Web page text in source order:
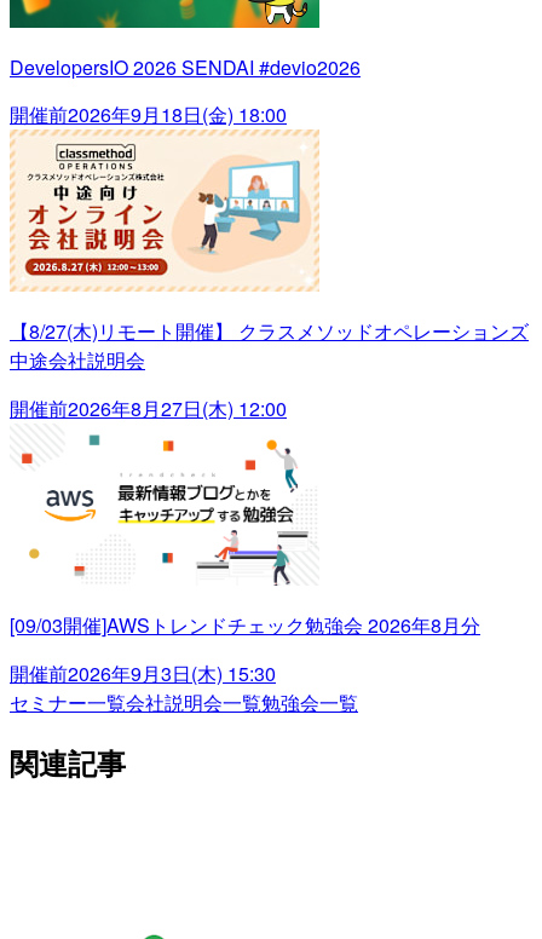
DevelopersIO 2026 SENDAI #devio2026
開催前2026年9月18日(金) 18:00
【8/27(木)リモート開催】 クラスメソッドオペレーションズ
中途会社説明会
開催前2026年8月27日(木) 12:00
[09/03開催]AWSトレンドチェック勉強会 2026年8月分
開催前2026年9月3日(木) 15:30
セミナー一覧会社説明会一覧勉強会一覧
関連記事